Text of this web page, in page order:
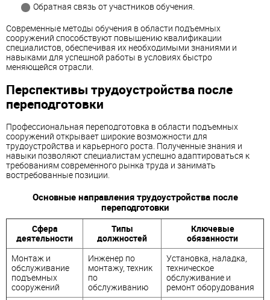
Обратная связь от участников обучения.
Современные методы обучения в области подъемных
сооружений способствуют повышению квалификации
специалистов, обеспечивая их необходимыми знаниями и
навыками для успешной работы в условиях быстро
меняющейся отрасли.
Перспективы трудоустройства после
переподготовки
Профессиональная переподготовка в области подъемных
сооружений открывает широкие возможности для
трудоустройства и карьерного роста. Полученные знания и
навыки позволяют специалистам успешно адаптироваться к
требованиям современного рынка труда и занимать
востребованные позиции.
Основные направления трудоустройства после
переподготовки
Сфера
деятельности
Типы
должностей
Ключевые
обязанности
Монтаж и
обслуживание
подъемных
сооружений
Инженер по
монтажу, техник
по
обслуживанию
Установка, наладка,
техническое
обслуживание и
ремонт оборудования